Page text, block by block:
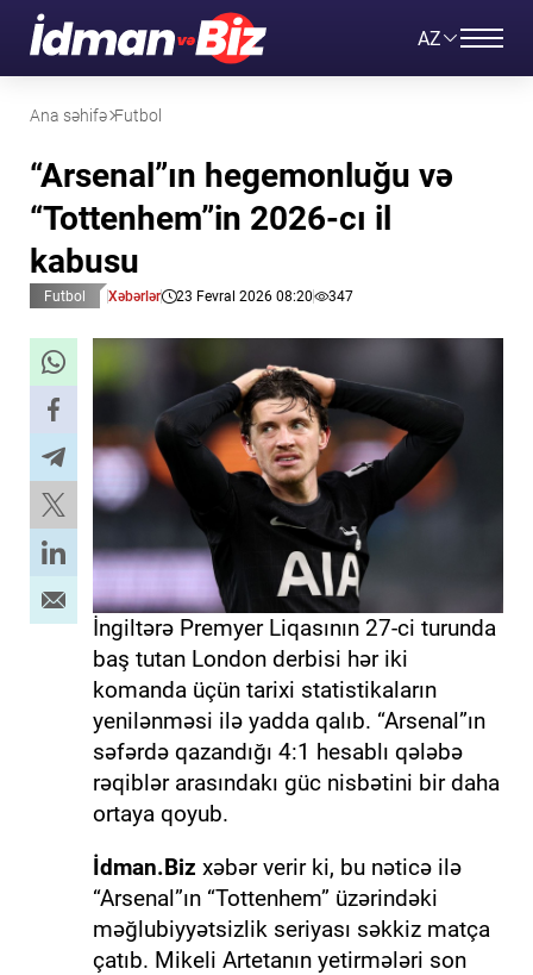
AZ
Ana səhifə Futbol
“Arsenal”ın hegemonluğu və
“Tottenhem”in 2026-cı il
kabusu
Futbol Xəbərlər 23 Fevral 2026 08:20 347
İngiltərə Premyer Liqasının 27-ci turunda
baş tutan London derbisi hər iki
komanda üçün tarixi statistikaların
yenilənməsi ilə yadda qalıb. “Arsenal”ın
səfərdə qazandığı 4:1 hesablı qələbə
rəqiblər arasındakı güc nisbətini bir daha
ortaya qoyub.
İdman.Biz xəbər verir ki, bu nəticə ilə
“Arsenal”ın “Tottenhem” üzərindəki
məğlubiyyətsizlik seriyası səkkiz matça
çatıb. Mikeli Artetanın yetirmələri son